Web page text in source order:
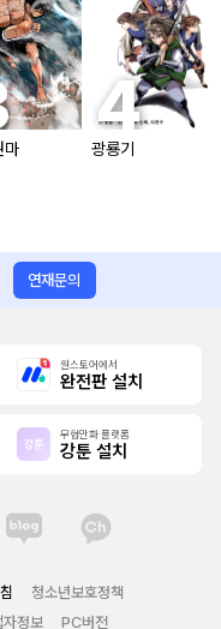
마 광룡기
연재문의
원스토어에서
완전판 설치
무협만화 플랫폼
강툰 설치
청소년보호정책
자정보 PC버전